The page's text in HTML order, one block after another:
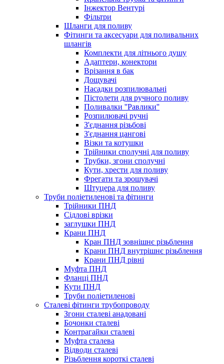
Інжектор Вентурі
Фільтри
Шланги для поливу
Фітинги та аксесуари для поливальних
шлангів
Комплекти для літнього душу
Адаптери, конектори
Врізання в бак
Дощувачі
Насадки розпилювальні
Пістолети для ручного поливу
Поливалки ''Равлики''
Розпилювачі ручні
З'єднання різьбові
З'єднання цангові
Візки та котушки
Трійники сполучні для поливу
Трубки, згони сполучні
Кути, хрести для поливу
Фрегати та зрошувачі
Штуцера для поливу
Труби поліетиленові та фітинги
Трійники ПНД
Сідлові врізки
заглушки ПНД
Крани ПНД
Кран ПНД зовнішнє різьблення
Крани ПНД внутрішнє різьблення
Крани ПНД рівні
Муфта ПНД
Фланці ПНД
Кути ПНД
Труби поліетиленові
Сталеві фітинги трубопроводу
Згони сталеві анадовані
Бочонки сталеві
Контрагайки сталеві
Муфта сталева
Відводи сталеві
Різьблення короткі сталеві